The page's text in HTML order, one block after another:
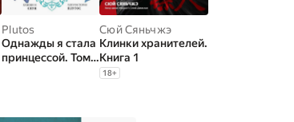
Plutos
Однажды я стала
принцессой. Том 6
Сюй Сяньчжэ
Клинки хранителей.
Книга 1
18+